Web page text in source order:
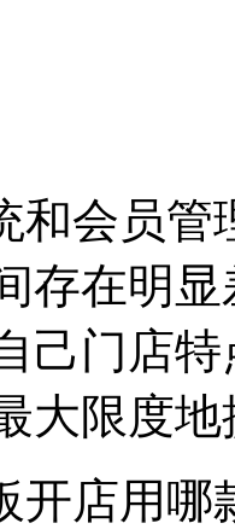
和会员
存在明
己门店
大限度
开店用哪